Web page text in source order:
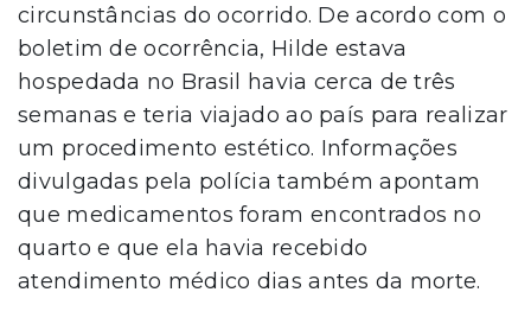
circunstâncias do ocorrido. De acordo com o
boletim de ocorrência, Hilde estava
hospedada no Brasil havia cerca de três
semanas e teria viajado ao país para realizar
um procedimento estético. Informações
divulgadas pela polícia também apontam
que medicamentos foram encontrados no
quarto e que ela havia recebido
atendimento médico dias antes da morte.